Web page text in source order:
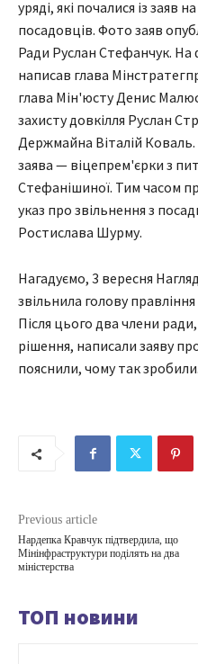
уряді, які почалися із заяв
посадовців. Фото заяв
Ради Руслан Стефанчук.
написав глава
глава Мін'юсту Денис
захисту довкілля Руслан
Держмайна Віталій
заява — віцепрем'єрки з
Стефанішиної. Тим часом
указ про звільнення з
Ростислава Шурму.
Нагадуємо, 3 вересня
звільнила голову
Після цього два члени
рішення, написали заяву
пояснили, чому так зробили.
Previous article
Нардепка Кравчук підтвердила, що
Мінінфраструктури поділять на два
міністерства
ТОП новини